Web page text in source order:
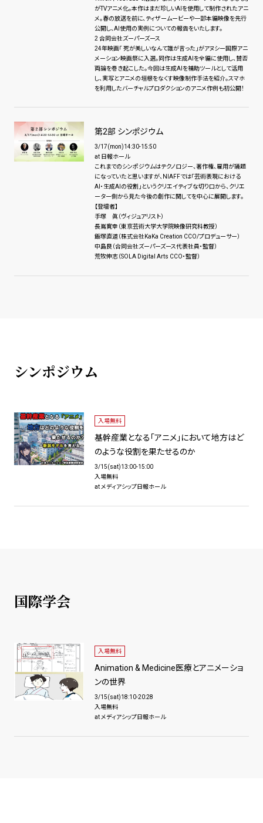
がTVアニメ化。本作はまだ珍しいAIを使用して制作されたアニ
メ。春の放送を前に、ティザームービーや一部本編映像を先行
公開し、AI使用の実例についての報告をいたします。
2 合同会社ズーパーズース
24年映画「 死が美しいなんて誰が言った」がアヌシー国際アニ
メーション映画祭に入選。同作は生成AIを全編に使用し、賛否
両論を巻き起こした。今回は生成AIを補助ツールとして活用
し、実写とアニメの垣根をなくす映像制作手法を紹介。スマホ
を利用したバーチャルプロダクションのアニメ作例も初公開！
第2部 シンポジウム
3/17(mon)14:30-15:50
at 日報ホール
これまでのシンポジウムはテクノロジー、著作権、雇用が議題
になっていたと思いますが、NIAFFでは「芸術表現における
AI・生成AIの役割」というクリエイティブな切り口から、クリエ
ーター側から見た今後の創作に関してを中心に展開します。
【登壇者】
手塚 眞（ヴィジュアリスト）
長嶌寛幸（東京芸術大学大学院映像研究科教授）
飯塚直道（株式会社KaKa Creation CCO/プロデューサー）
中島良（合同会社ズーパーズース代表社員・監督）
荒牧伸志（SOLA Digital Arts CCO・監督）
シンポジウム
入場無料
基幹産業となる「アニメ」において地方はど
のような役割を果たせるのか
3/15(sat)13:00-15:00
入場無料
at メディアシップ日報ホール
国際学会
入場無料
Animation & Medicine医療とアニメーショ
ンの世界
3/15(sat)18:10-20:28
入場無料
at メディアシップ日報ホール